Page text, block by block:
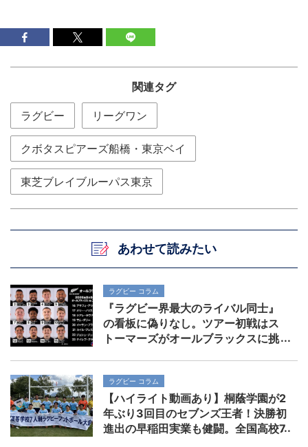
関連タグ
ラグビー リーグワン
クボタスピアーズ船橋・東京ベイ
東芝ブレイブルーパス東京
あわせて読みたい
ラグビー コラム
『ラグビー界最大のライバル同士』
の看板に偽りなし。ツアー初戦はス
トーマーズがオールブラックスに挑
ラグビー コラム
【ハイライト動画あり】桐蔭学園が2
年ぶり3回目のセブンズ王者！決勝初
進出の早稲田実業も健闘。全国高校7